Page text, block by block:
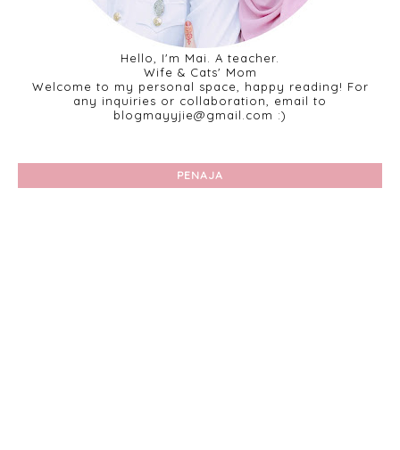
Hello, I'm Mai. A teacher.
Wife & Cats' Mom
Welcome to my personal space, happy reading! For
any inquiries or collaboration, email to
blogmayyjie@gmail.com :)
PENAJA